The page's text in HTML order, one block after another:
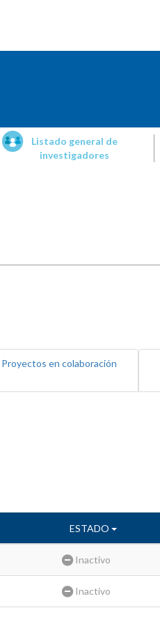
Listado general de
investigadores
Proyectos en colaboración
ESTADO
Inactivo
Inactivo